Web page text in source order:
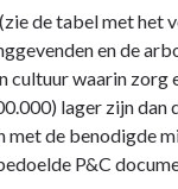
de tabel met het
en de
cultuur waarin
lager zijn dan
met de benodigde
P&C